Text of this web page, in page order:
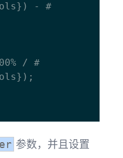
- #
参数，并且设置